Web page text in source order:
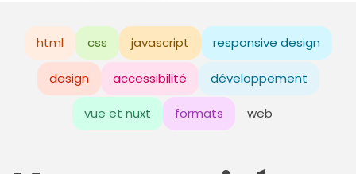
html css javascript responsive design
design accessibilité développement
vue et nuxt formats web